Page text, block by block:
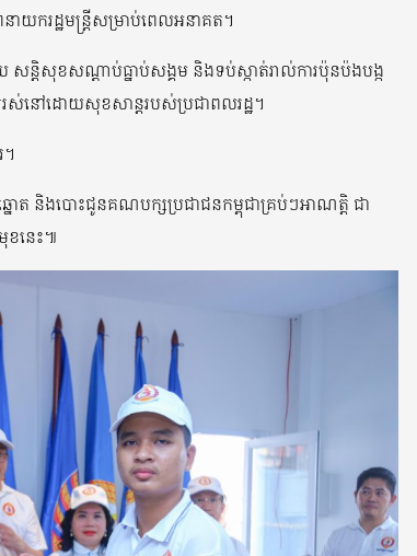
ាយករដ្ឋមន្រ្តីសម្រាប់ពេលអនាគត។
យ សន្តិសុខសណ្តាប់ធ្នាប់សង្គម និងទប់ស្កាត់រាល់ការប៉ុនប៉ងបង្ក
រស់នៅដោយសុខសាន្តរបស់ប្រជាពលរដ្ឋ។
។
ះឆ្នោត និងបោះជូនគណបក្សប្រជាជនកម្ពុជាគ្រប់ៗអាណត្តិ ជា
ខនេះ៕